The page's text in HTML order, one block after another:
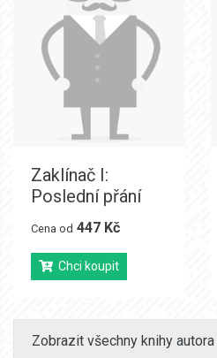
Zaklínač I:
Poslední přání
Cena od 447 Kč
Chci koupit
Zobrazit všechny knihy autora